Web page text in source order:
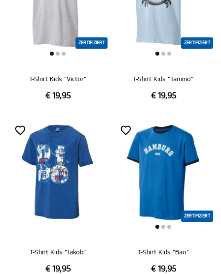
ZERTIFIZIERT
T-Shirt Kids "Victor"
€ 19,95
ZERTIFIZIERT
T-Shirt Kids "Tamino"
€ 19,95
T-Shirt Kids "Jakob"
€ 19,95
ZERTIFIZIERT
T-Shirt Kids "Bao"
€ 19,95